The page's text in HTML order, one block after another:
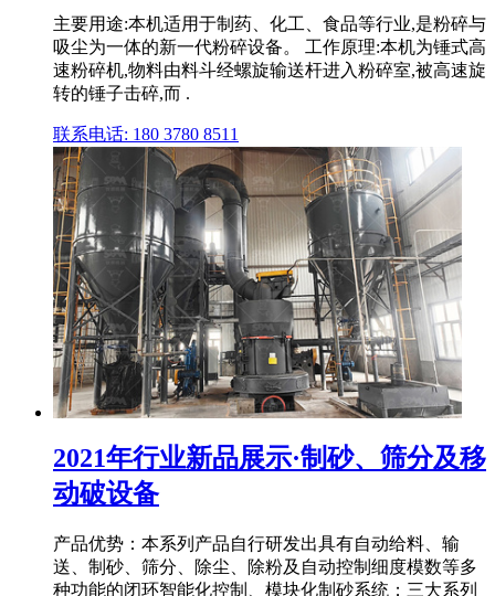
主要用途:本机适用于制药、化工、食品等行业,是粉碎与
吸尘为一体的新一代粉碎设备。 工作原理:本机为锤式高
速粉碎机,物料由料斗经螺旋输送杆进入粉碎室,被高速旋
转的锤子击碎,而 .
联系电话: 180 3780 8511
2021年行业新品展示·制砂、筛分及移
动破设备
产品优势：本系列产品自行研发出具有自动给料、输
送、制砂、筛分、除尘、除粉及自动控制细度模数等多
种功能的闭环智能化控制、模块化制砂系统；三大系列